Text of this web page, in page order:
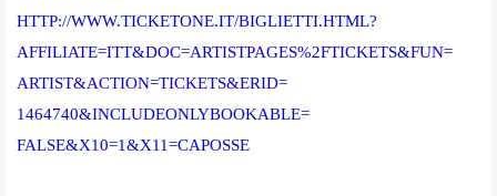
HTTP://WWW.TICKETONE.IT/BIGLIETTI.HTML?
AFFILIATE=ITT&DOC=ARTISTPAGES%2FTICKETS&FUN=
ARTIST&ACTION=TICKETS&ERID=
1464740&INCLUDEONLYBOOKABLE=
FALSE&X10=1&X11=CAPOSSE